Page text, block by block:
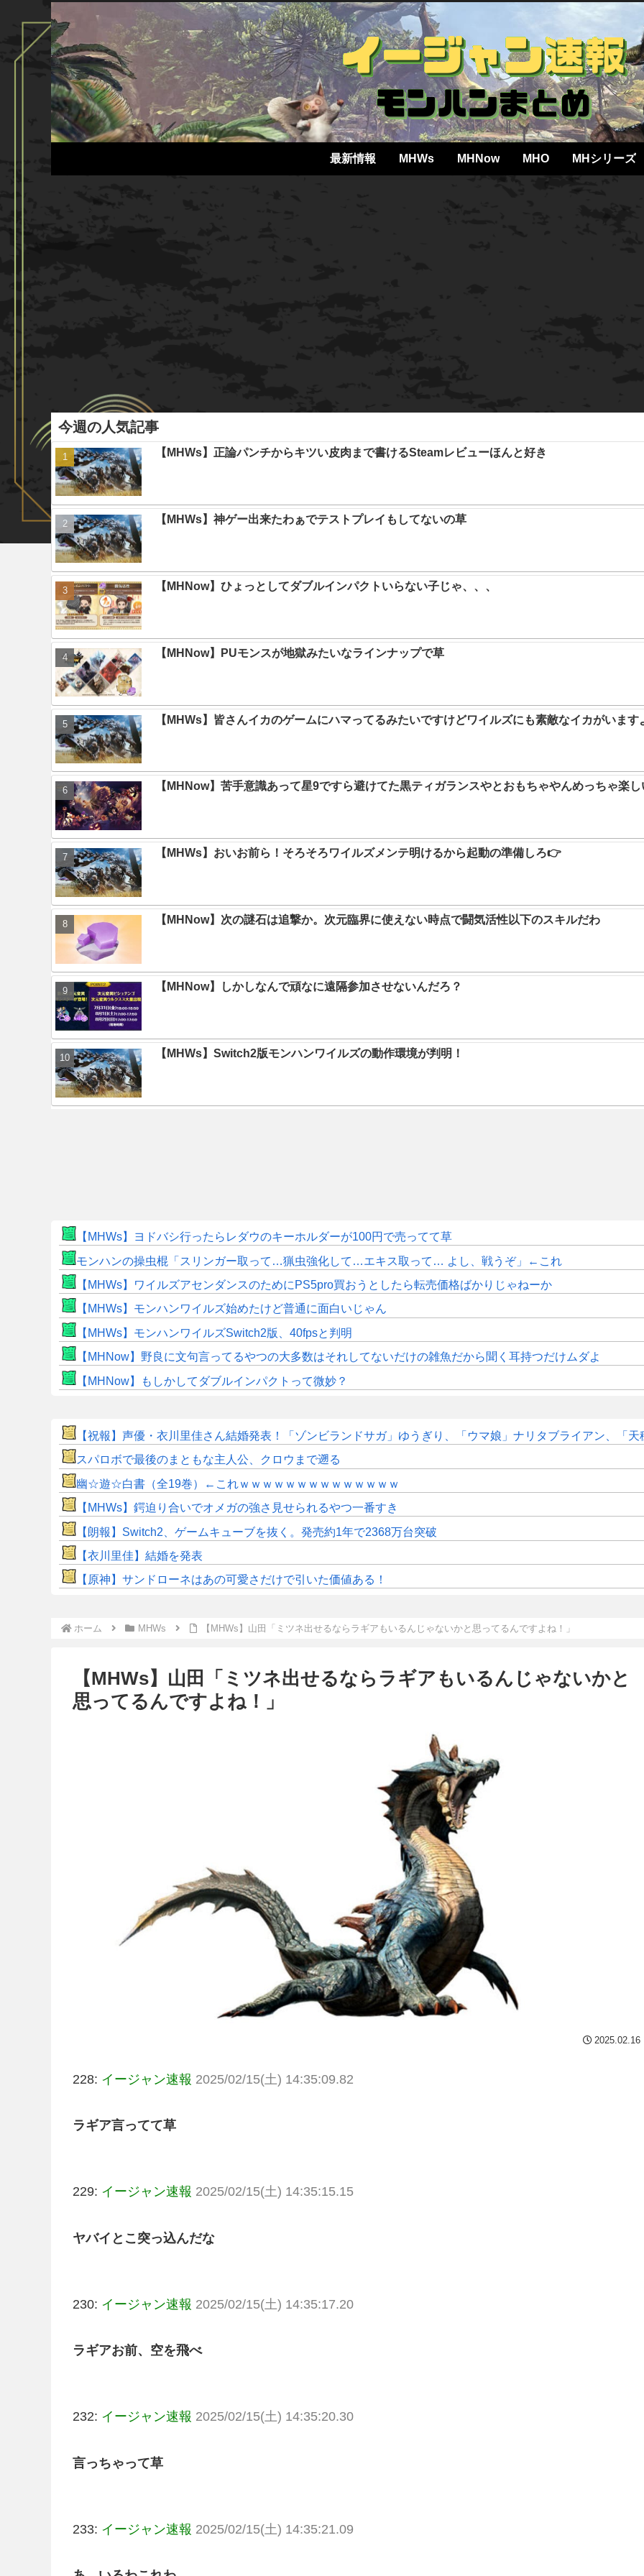
最新情報 MHWs MHNow MHO MHシリーズ
今週の人気記事
【MHWs】正論パンチからキツい皮肉まで書けるSteamレビューほんと好き
【MHWs】神ゲー出来たわぁでテストプレイもしてないの草
【MHNow】ひょっとしてダブルインパクトいらない子じゃ、、、
【MHNow】PUモンスが地獄みたいなラインナップで草
【MHWs】皆さんイカのゲームにハマってるみたいですけどワイルズにも素敵なイカがいます
【MHNow】苦手意識あって星9ですら避けてた黒ティガランスやとおもちゃやんめっちゃ楽し
【MHWs】おいお前ら！そろそろワイルズメンテ明けるから起動の準備しろ👉
【MHNow】次の謎石は追撃か。次元臨界に使えない時点で闘気活性以下のスキルだわ
【MHNow】しかしなんで頑なに遠隔参加させないんだろ？
【MHWs】Switch2版モンハンワイルズの動作環境が判明！
【MHWs】ヨドバシ行ったらレダウのキーホルダーが100円で売ってて草
モンハンの操虫棍「スリンガー取って…猟虫強化して…エキス取って… よし、戦うぞ」←これ
【MHWs】ワイルズアセンダンスのためにPS5pro買おうとしたら転売価格ばかりじゃねーか
【MHWs】モンハンワイルズ始めたけど普通に面白いじゃん
【MHWs】モンハンワイルズSwitch2版、40fpsと判明
【MHNow】野良に文句言ってるやつの大多数はそれしてないだけの雑魚だから聞く耳持つだけムダよ
【MHNow】もしかしてダブルインパクトって微妙？
【祝報】声優・衣川里佳さん結婚発表！「ゾンビランドサガ」ゆうぎり、「ウマ娘」ナリタブライアン、「天穂のサクナ
スパロボで最後のまともな主人公、クロウまで遡る
幽☆遊☆白書（全19巻）←これｗｗｗｗｗｗｗｗｗｗｗｗｗｗ
【MHWs】鍔迫り合いでオメガの強さ見せられるやつ一番すき
【朗報】Switch2、ゲームキューブを抜く。発売約1年で2368万台突破
【衣川里佳】結婚を発表
【原神】サンドローネはあの可愛さだけで引いた価値ある！
ホーム MHWs 【MHWs】山田「ミツネ出せるならラギアもいるんじゃないかと思ってるんですよね！」
【MHWs】山田「ミツネ出せるならラギアもいるんじゃないかと
思ってるんですよね！」
2025.02.16
228: イージャン速報 2025/02/15(土) 14:35:09.82
ラギア言ってて草
229: イージャン速報 2025/02/15(土) 14:35:15.15
ヤバイとこ突っ込んだな
230: イージャン速報 2025/02/15(土) 14:35:17.20
ラギアお前、空を飛べ
232: イージャン速報 2025/02/15(土) 14:35:20.30
言っちゃって草
233: イージャン速報 2025/02/15(土) 14:35:21.09